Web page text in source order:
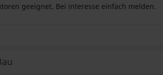
geeignet. Bei interesse einfach melden.